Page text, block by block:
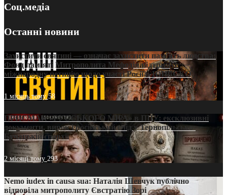
Соц.медіа
Останні новини
Захистити святині — означає захистити пам’ять людства:
Фонд пам’яті Митрополита Мефодія підтримує
міжнародну петицію щодо участі Росії в ЮНЕСКО
1 місяць тому58
ПРИСМАК «РУССЬКОГО МІРА» в ПЦУ: ексклюзивні
документи, вирок і російський слід у Тернопільсько-
Бучацькій єпархії
2 місяці тому 293
Nemo iudex in causa sua: Наталія Шевчук публічно
відповіла митрополиту Євстратію Зорі